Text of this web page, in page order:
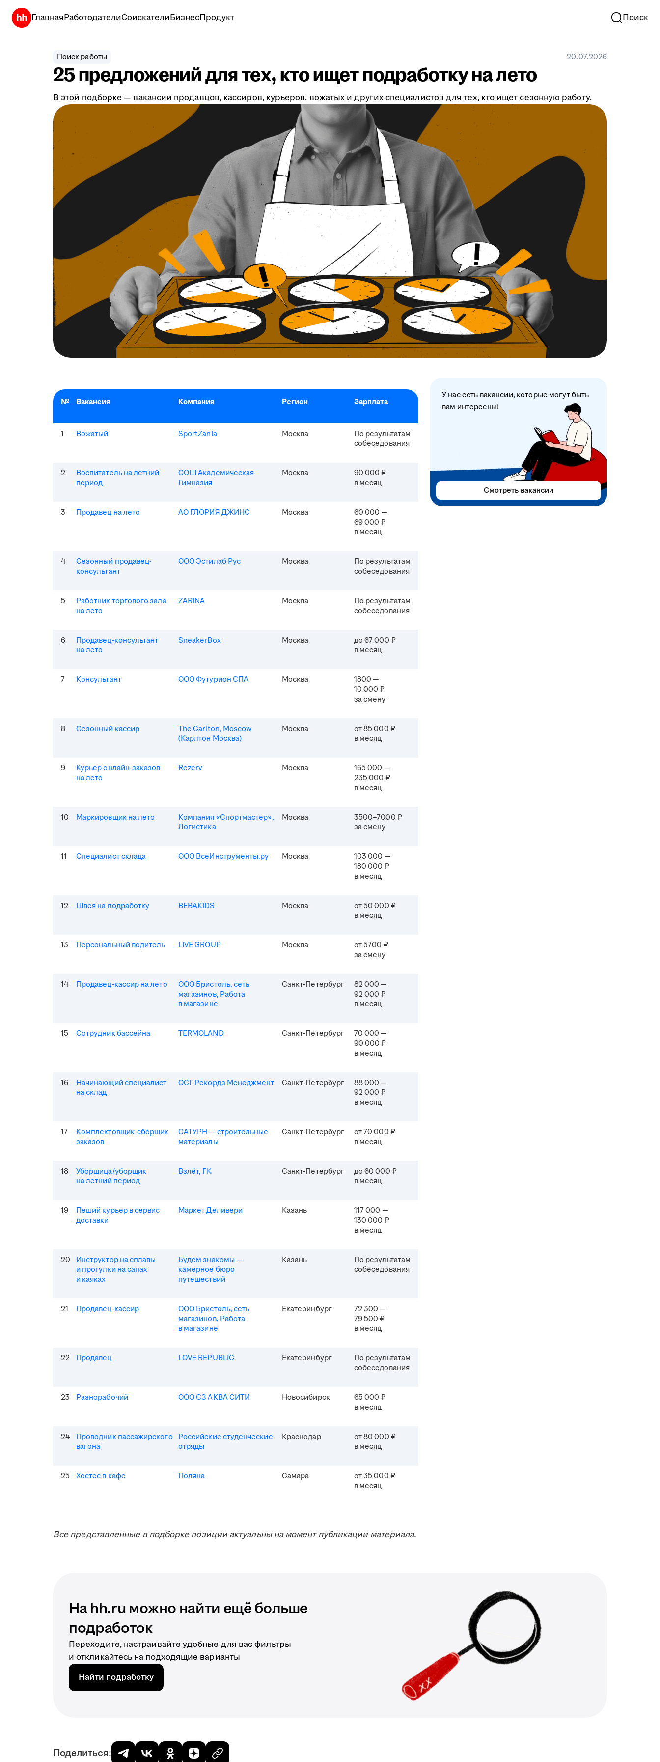
ГлавнаяРаботодателиСоискателиБизнесПродукт Поиск
Поиск работы 20.07.2026
25 предложений для тех, кто ищет подработку на лето
В этой подборке — вакансии продавцов, кассиров, курьеров, вожатых и других специалистов для тех, кто ищет сезонную работу.
№ Вакансия Компания Регион Зарплата
1 Вожатый SportZania Москва
По результатам
собеседования
2
Воспитатель на летний
период
СОШ Академическая
Гимназия
Москва
90 000 ₽
в месяц
3 Продавец на лето АО ГЛОРИЯ ДЖИНС Москва
60 000 —
69 000 ₽
в месяц
4
Сезонный продавец-
консультант
ООО Эстилаб Рус Москва
По результатам
собеседования
5
Работник торгового зала
на лето
ZARINA Москва
По результатам
собеседования
6
Продавец-консультант
на лето
SneakerBox Москва
до 67 000 ₽
в месяц
7 Консультант ООО Футурион СПА Москва
1800 —
10 000 ₽
за смену
8 Сезонный кассир
The Carlton, Moscow
(Карлтон Москва)
Москва
от 85 000 ₽
в месяц
9
Курьер онлайн-заказов
на лето
Rezerv Москва
165 000 —
235 000 ₽
в месяц
10 Маркировщик на лето
Компания «Спортмастер»,
Логистика
Москва
3500–7000 ₽
за смену
11 Специалист склада ООО ВсеИнструменты.ру Москва
103 000 —
180 000 ₽
в месяц
12 Швея на подработку BEBAKIDS Москва
от 50 000 ₽
в месяц
13 Персональный водитель LIVE GROUP Москва
от 5700 ₽
за смену
14 Продавец-кассир на лето
ООО Бристоль, сеть
магазинов, Работа
в магазине
Санкт-Петербург
82 000 —
92 000 ₽
в месяц
15 Сотрудник бассейна TERMOLAND Санкт-Петербург
70 000 —
90 000 ₽
в месяц
16
Начинающий специалист
на склад
ОСГ Рекордз Менеджмент Санкт-Петербург
88 000 —
92 000 ₽
в месяц
17
Комплектовщик-сборщик
заказов
САТУРН — строительные
материалы
Санкт-Петербург
от 70 000 ₽
в месяц
18
Уборщица/уборщик
на летний период
Взлёт, ГК Санкт-Петербург
до 60 000 ₽
в месяц
19
Пеший курьер в сервис
доставки
Маркет Деливери Казань
117 000 —
130 000 ₽
в месяц
20
Инструктор на сплавы
и прогулки на сапах
и каяках
Будем знакомы —
камерное бюро
путешествий
Казань
По результатам
собеседования
21 Продавец-кассир
ООО Бристоль, сеть
магазинов, Работа
в магазине
Екатеринбург
72 300 —
79 500 ₽
в месяц
22 Продавец LOVE REPUBLIC Екатеринбург
По результатам
собеседования
23 Разнорабочий ООО СЗ АКВА СИТИ Новосибирск
65 000 ₽
в месяц
24
Проводник пассажирского
вагона
Российские студенческие
отряды
Краснодар
от 80 000 ₽
в месяц
25 Хостес в кафе Поляна Самара
от 35 000 ₽
в месяц
Все представленные в подборке позиции актуальны на момент публикации материала.
У нас есть вакансии, которые могут быть
вам интересны!
Смотреть вакансии
На hh.ru можно найти ещё больше
подработок
Переходите, настраивайте удобные для вас фильтры
и откликайтесь на подходящие варианты
Найти подработку
Поделиться: